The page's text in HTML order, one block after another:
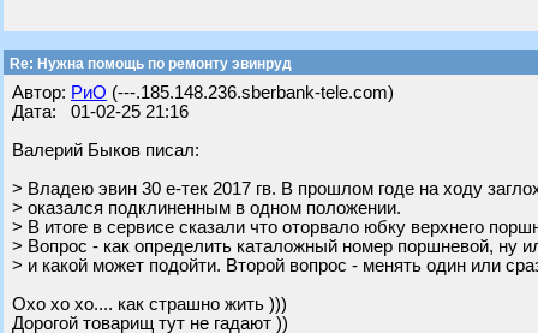
Re: Нужна помощь по ремонту эвинруд
Автор: РиО (---.185.148.236.sberbank-tele.com)
Дата: 01-02-25 21:16
Валерий Быков писал:
> Владею эвин 30 е-тек 2017 гв. В прошлом годе на ходу
> оказался подклиненным в одном положении.
> В итоге в сервисе сказали что оторвало юбку верхнего
> Вопрос - как определить каталожный номер поршневой, ну
> и какой может подойти. Второй вопрос - менять один или
Охо хо хо.... как страшно жить )))
Дорогой товарищ тут не гадают ))